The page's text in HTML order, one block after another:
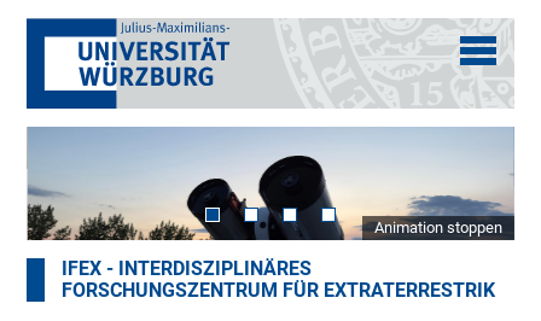
Animation stoppen
IFEX - INTERDISZIPLINÄRES
FORSCHUNGSZENTRUM FÜR EXTRATERRESTRIK